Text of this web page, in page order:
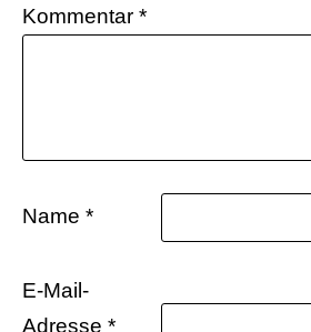
Kommentar *
Name *
E-Mail-
Adresse *